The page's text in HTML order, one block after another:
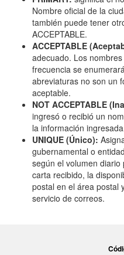
Nombre oficial de la
también puede tener
ACCEPTABLE.
ACCEPTABLE
adecuado. Los
frecuencia se
abreviaturas no son un
aceptable.
NOT ACCEPTABLE
ingresó o recibió un
la información
UNIQUE (Único):
gubernamental o
según el volumen
carta recibido, la
postal en el área postal
servicio de correos.